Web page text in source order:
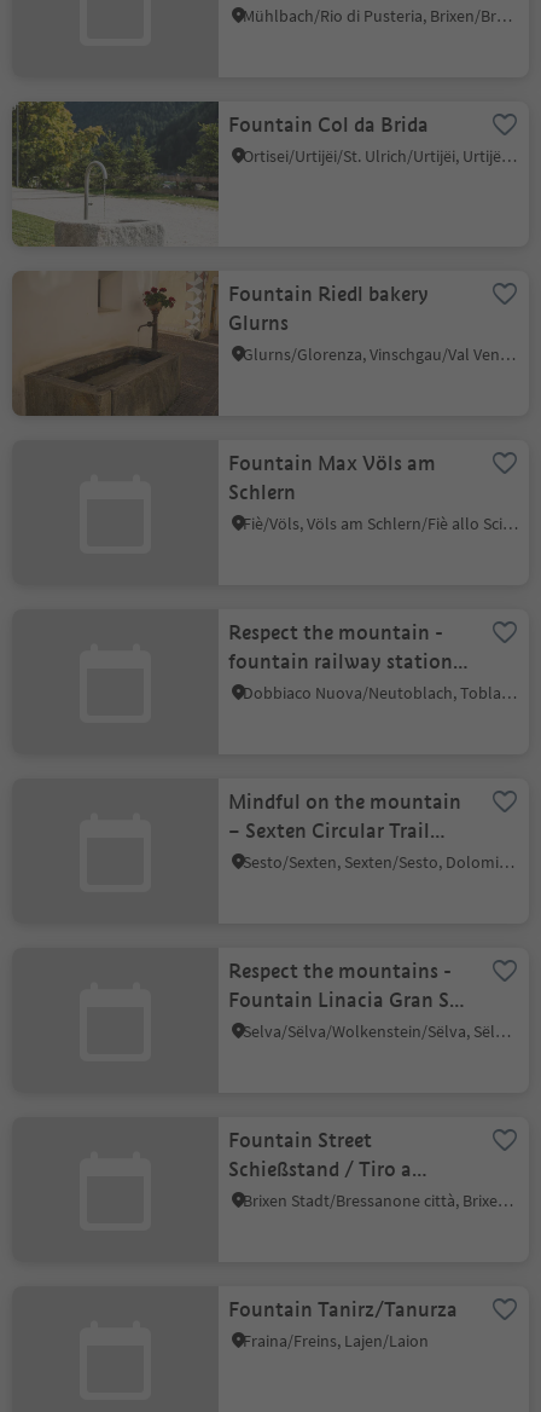
Mühlbach/Rio di Pusteria, Brixen/Bressanone and environs
Fountain Col da Brida
Ortisei/Urtijëi/St. Ulrich/Urtijëi, Urtijëi/Ortisei, Dolomites Region Val Gardena
Fountain Riedl bakery
Glurns
Glurns/Glorenza, Vinschgau/Val Venosta
Fountain Max Völs am
Schlern
Fiè/Völs, Völs am Schlern/Fiè allo Sciliar, Dolomites Region Seiser Alm
Respect the mountain -
fountain railway station
in Dobbiaco, New
Dobbiaco Nuova/Neutoblach, Toblach/Dobbiaco, Dolomites Region 3 Zinnen
Mindful on the mountain
– Sexten Circular Trail
Fountain, Sexten
Sesto/Sexten, Sexten/Sesto, Dolomites Region 3 Zinnen
Respect the mountains -
Fountain Linacia Gran Sas
Selva Val Gardena
Selva/Sëlva/Wolkenstein/Sëlva, Sëlva/Selva di Val Gardena, Dolomites Region Val Gardena
Fountain Street
Schießstand / Tiro a
Segno
Brixen Stadt/Bressanone città, Brixen/Bressanone, Brixen/Bressanone and environs
Fountain Tanirz/Tanurza
Fraina/Freins, Lajen/Laion